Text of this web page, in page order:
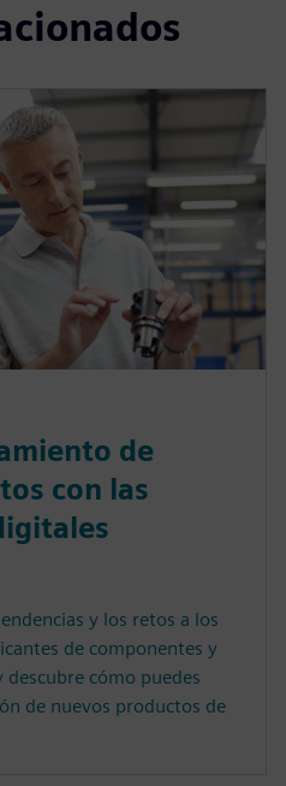
de
con las
y los retos a los
de componentes y
cómo puedes
de nuevos productos de